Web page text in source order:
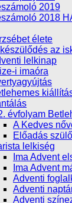
2019
2018
élete
az
lelkinap
i imaóra
évfolyam
A Kedves
Előadás
lelkiség
Ima Advent
Ima Advent
Adventi
Adventi
Adventi